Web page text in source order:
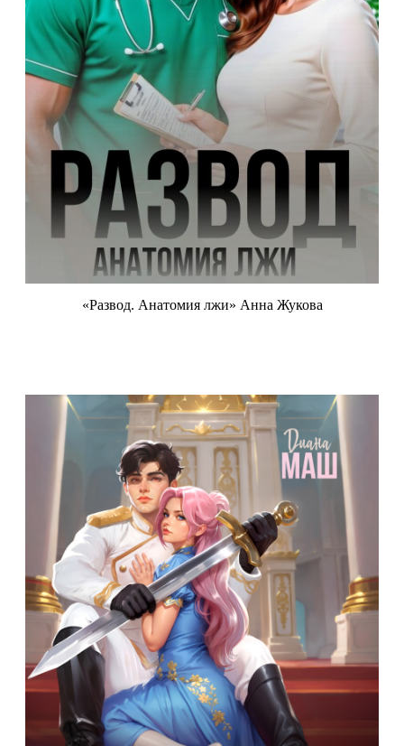
«Развод. Анатомия лжи» Анна Жукова